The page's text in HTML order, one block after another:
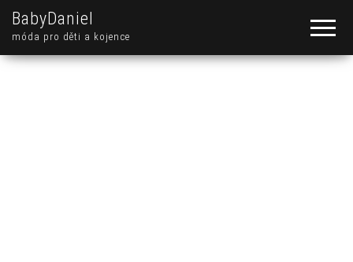
BabyDaniel
móda pro děti a kojence